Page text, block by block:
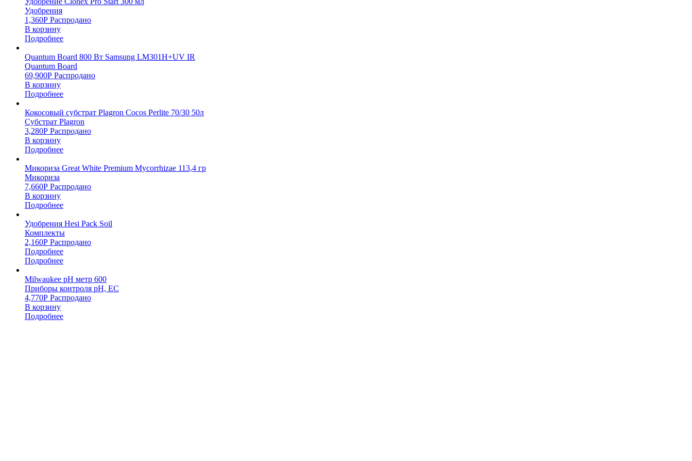
Удобрения
1,360Р Распродано
В корзину
Подробнее
Quantum Board 800 Вт Samsung LM301H+UV IR
Quantum Board
69,900Р Распродано
В корзину
Подробнее
Кокосовый субстрат Plagron Cocos Perlite 70/30 50л
Субстрат Plagron
3,280Р Распродано
В корзину
Подробнее
Микориза Great White Premium Mycorrhizae 113,4 гр
Микориза
7,660Р Распродано
В корзину
Подробнее
Удобрения Hesi Pack Soil
Комплекты
2,160Р Распродано
Подробнее
Подробнее
Milwaukee pH метр 600
Приборы контроля pH, EC
4,770Р Распродано
В корзину
Подробнее